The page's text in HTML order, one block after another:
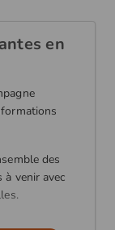
en
des
à venir avec